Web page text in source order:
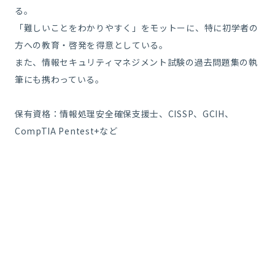
る。
「難しいことをわかりやすく」をモットーに、特に初学者の
方への教育・啓発を得意としている。
また、情報セキュリティマネジメント試験の過去問題集の執
筆にも携わっている。
保有資格：情報処理安全確保支援士、CISSP、GCIH、
CompTIA Pentest+など